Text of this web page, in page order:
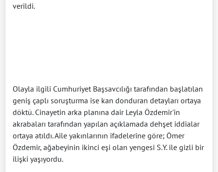
verildi.
Olayla ilgili Cumhuriyet Başsavcılığı tarafından başlatılan
geniş çaplı soruşturma ise kan donduran detayları ortaya
döktü. Cinayetin arka planına dair Leyla Özdemir'in
akrabaları tarafından yapılan açıklamada dehşet iddialar
ortaya atıldı. Aile yakınlarının ifadelerine göre; Ömer
Özdemir, ağabeyinin ikinci eşi olan yengesi S.Y. ile gizli bir
ilişki yaşıyordu.